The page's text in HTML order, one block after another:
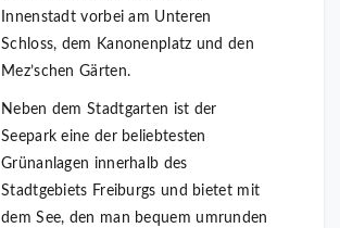
Innenstadt vorbei am Unteren
Schloss, dem Kanonenplatz und den
Mez’schen Gärten.
Neben dem Stadtgarten ist der
Seepark eine der beliebtesten
Grünanlagen innerhalb des
Stadtgebiets Freiburgs und bietet mit
dem See, den man bequem umrunden